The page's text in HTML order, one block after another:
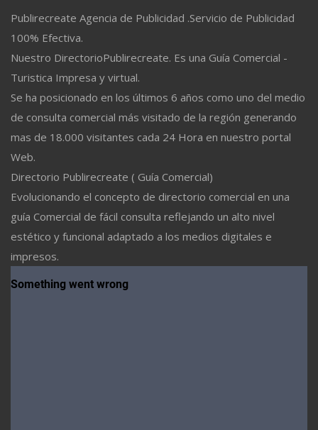
Publirecreate Agencia de Publicidad .Servicio de Publicidad
100% Efectiva.
Nuestro DirectorioPublirecreate. Es una Guía Comercial -
Turistica Impresa y virtual.
Se ha posicionado en los últimos 6 años como uno del medio
de consulta comercial más visitado de la región generando
mas de 18.000 visitantes cada 24 Hora en nuestro portal
Web.
Directorio Publirecreate ( Guía Comercial)
Evolucionando el concepto de directorio comercial en una
guía Comercial de fácil consulta reflejando un alto nivel
estético y funcional adaptado a los medios digitales e
impresos.